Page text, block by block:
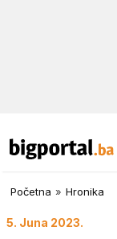
Početna » Hronika
5. Juna 2023.